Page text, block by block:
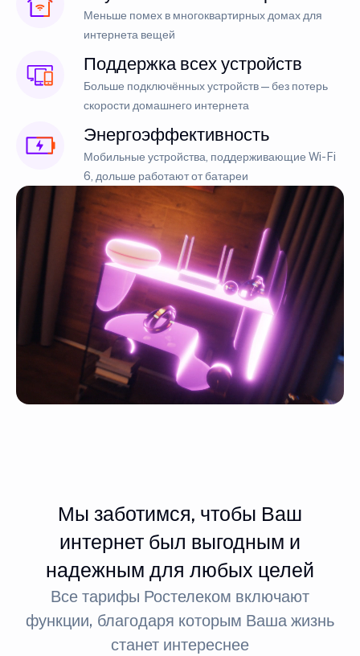
Меньше помех в многоквартирных домах для
интернета вещей
Поддержка всех устройств
Больше подключённых устройств — без потерь
скорости домашнего интернета
Энергоэффективность
Мобильные устройства, поддерживающие Wi-Fi
6, дольше работают от батареи
Мы заботимся, чтобы Ваш
интернет был выгодным и
надежным для любых целей
Все тарифы Ростелеком включают
функции, благодаря которым Ваша жизнь
станет интереснее